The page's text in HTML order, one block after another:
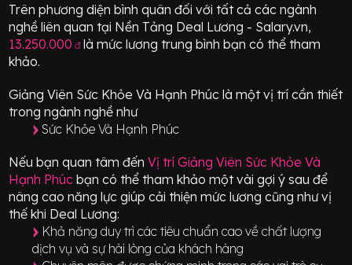
Trên phương diện bình quân đối với tất cả các ngành
nghề liên quan tại Nền Tảng Deal Lương - Salary.vn,
13.250.000 đlà mức lương trung bình bạn có thể tham
khảo.
Giảng Viên Sức Khỏe Và Hạnh Phúc là một vị trícần thiết
trong ngành nghề như
Sức Khỏe Và Hạnh Phúc
Nếu bạn quan tâm đến Vị tríGiảng Viên Sức Khỏe Và
Hạnh Phúc bạn có thể tham khảo một vài gợi ý sau để
nâng cao năng lực giúp cải thiện mức lương cũng như vị
thế khi Deal Lương:
Khả năng duy trì các tiêu chuẩn cao về chất lượng
dịch vụ và sự hài lòng của khách hàng